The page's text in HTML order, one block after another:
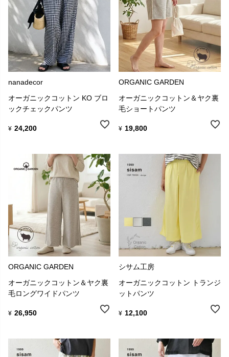
nanadecor
オーガニックコットン KO ブロ
ックチェックパンツ
¥ 24,200
ORGANIC GARDEN
オーガニックコットン＆ヤク裏
毛ショートパンツ
¥ 19,800
ORGANIC GARDEN
オーガニックコットン＆ヤク裏
毛ロングワイドパンツ
¥ 26,950
シサム工房
オーガニックコットン トランジ
ットパンツ
¥ 12,100